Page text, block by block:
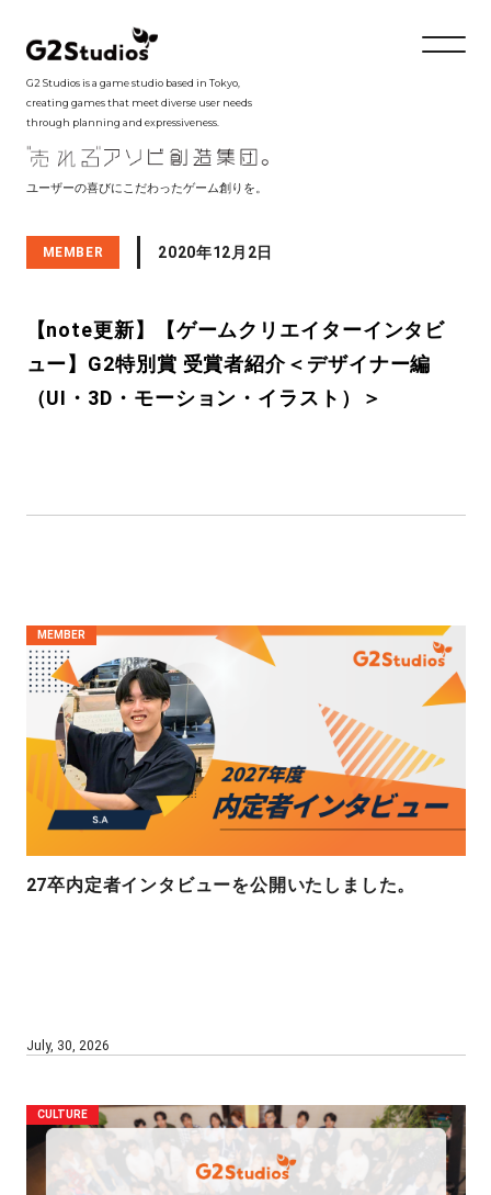
G2 Studios is a game studio based in Tokyo,
creating games that meet diverse user needs
through planning and expressiveness.
ユーザーの喜びにこだわったゲーム創りを。
MEMBER 2020年12月2日
【note更新】【ゲームクリエイターインタビ
ュー】G2特別賞 受賞者紹介＜デザイナー編
（UI・3D・モーション・イラスト）＞
MEMBER
27卒内定者インタビューを公開いたしました。
July, 30, 2026
CULTURE